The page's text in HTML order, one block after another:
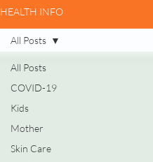
HEALTH INFO
All Posts
COVID-19
Kids
Mother
Skin Care
All Posts